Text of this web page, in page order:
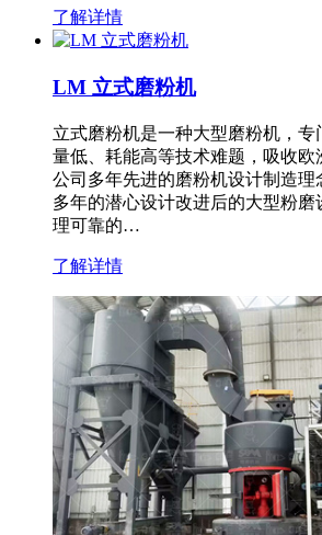
了解详情
LM 立式磨粉机
立式磨粉机是一种大型磨粉机，
量低、耗能高等技术难题，吸收欧
公司多年先进的磨粉机设计制造理
多年的潜心设计改进后的大型粉磨
理可靠的…
了解详情